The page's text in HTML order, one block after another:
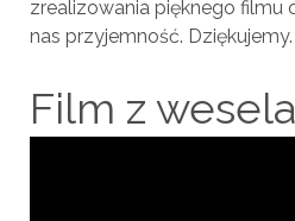
zrealizowania pięknego filmu
nas przyjemność. Dziękujemy.
Film z wesela